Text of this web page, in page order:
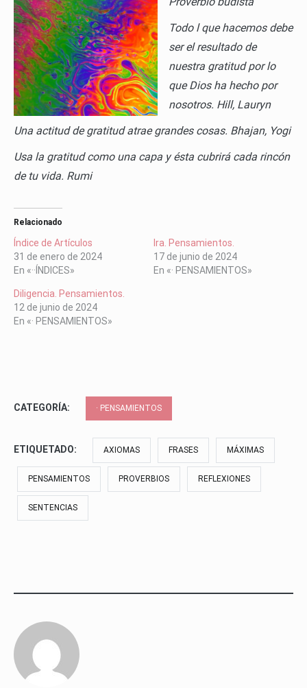
Todo l que hacemos debe
ser el resultado de
nuestra gratitud por lo
que Dios ha hecho por
nosotros. Hill, Lauryn
Una actitud de gratitud atrae grandes cosas. Bhajan, Yogi
Usa la gratitud como una capa y ésta cubrirá cada rincón
de tu vida. Rumi
Relacionado
Índice de Artículos
31 de enero de 2024
En «··ÍNDICES»
Ira. Pensamientos.
17 de junio de 2024
En «· PENSAMIENTOS»
Diligencia. Pensamientos.
12 de junio de 2024
En «· PENSAMIENTOS»
CATEGORÍA: · PENSAMIENTOS
ETIQUETADO: AXIOMAS FRASES MÁXIMAS
PENSAMIENTOS PROVERBIOS REFLEXIONES
SENTENCIAS